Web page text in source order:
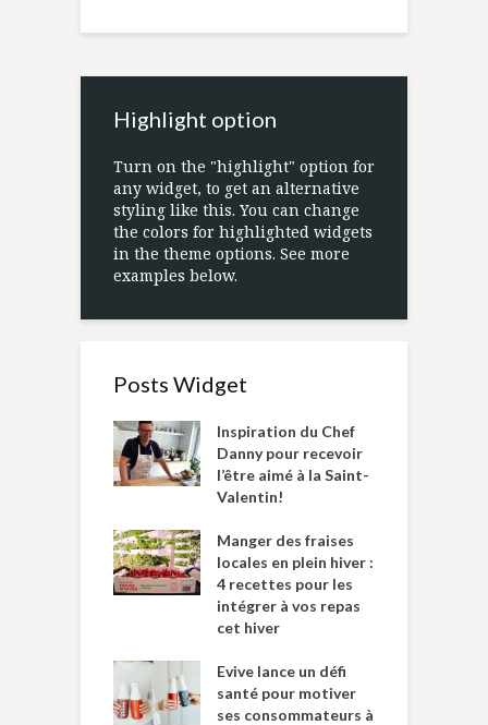
Highlight option
Turn on the "highlight" option for
any widget, to get an alternative
styling like this. You can change
the colors for highlighted widgets
in the theme options. See more
examples below.
Posts Widget
Inspiration du Chef
Danny pour recevoir
l’être aimé à la Saint-
Valentin!
Manger des fraises
locales en plein hiver :
4 recettes pour les
intégrer à vos repas
cet hiver
Evive lance un défi
santé pour motiver
ses consommateurs à